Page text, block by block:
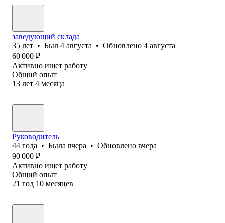
заведующий склада
35 лет • Был 4 августа • Обновлено 4 августа
60 000 ₽
Активно ищет работу
Общий опыт
13 лет 4 месяца
Руководитель
44 года • Была вчера • Обновлено вчера
90 000 ₽
Активно ищет работу
Общий опыт
21 год 10 месяцев